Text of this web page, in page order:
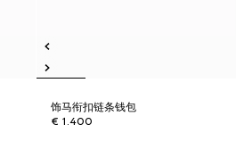
饰马衔扣链条钱包
€ 1.400